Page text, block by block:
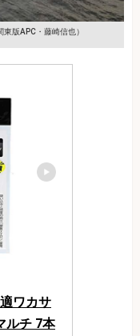
東版APC・藤崎信也）
ワカサ
ルチ 7本